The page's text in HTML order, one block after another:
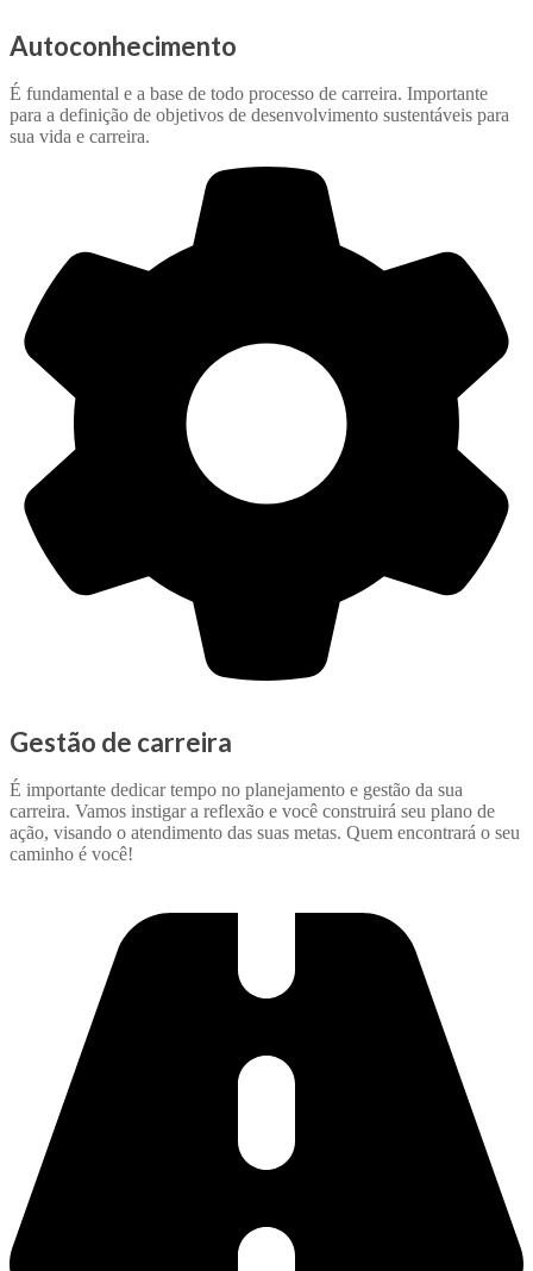
Autoconhecimento
É fundamental e a base de todo processo de carreira. Importante
para a definição de objetivos de desenvolvimento sustentáveis para
sua vida e carreira.
Gestão de carreira
É importante dedicar tempo no planejamento e gestão da sua
carreira. Vamos instigar a reflexão e você construirá seu plano de
ação, visando o atendimento das suas metas. Quem encontrará o seu
caminho é você!